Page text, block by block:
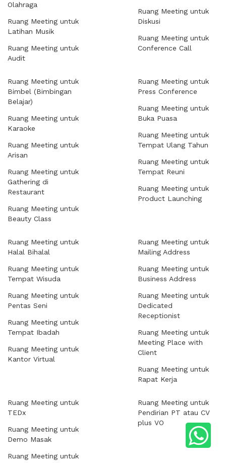
Olahraga
Ruang Meeting untuk
Latihan Musik
Ruang Meeting untuk
Audit
Ruang Meeting untuk
Diskusi
Ruang Meeting untuk
Conference Call
Ruang Meeting untuk
Bimbel (Bimbingan
Belajar)
Ruang Meeting untuk
Karaoke
Ruang Meeting untuk
Arisan
Ruang Meeting untuk
Gathering di
Restaurant
Ruang Meeting untuk
Beauty Class
Ruang Meeting untuk
Press Conference
Ruang Meeting untuk
Buka Puasa
Ruang Meeting untuk
Tempat Ulang Tahun
Ruang Meeting untuk
Tempat Reuni
Ruang Meeting untuk
Product Launching
Ruang Meeting untuk
Halal Bihalal
Ruang Meeting untuk
Tempat Wisuda
Ruang Meeting untuk
Pentas Seni
Ruang Meeting untuk
Tempat Ibadah
Ruang Meeting untuk
Kantor Virtual
Ruang Meeting untuk
Mailing Address
Ruang Meeting untuk
Business Address
Ruang Meeting untuk
Dedicated
Receptionist
Ruang Meeting untuk
Meeting Place with
Client
Ruang Meeting untuk
Rapat Kerja
Ruang Meeting untuk
TEDx
Ruang Meeting untuk
Demo Masak
Ruang Meeting untuk
Ruang Meeting untuk
Pendirian PT atau CV
plus VO